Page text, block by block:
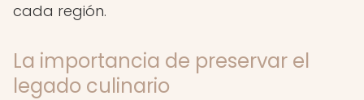
cada región.
La importancia de preservar el
legado culinario